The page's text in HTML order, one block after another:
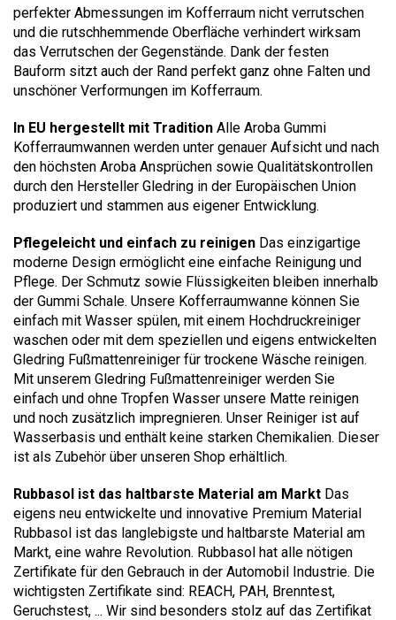
perfekter Abmessungen im Kofferraum nicht verrutschen
und die rutschhemmende Oberfläche verhindert wirksam
das Verrutschen der Gegenstände. Dank der festen
Bauform sitzt auch der Rand perfekt ganz ohne Falten und
unschöner Verformungen im Kofferraum.
In EU hergestellt mit Tradition Alle Aroba Gummi
Kofferraumwannen werden unter genauer Aufsicht und nach
den höchsten Aroba Ansprüchen sowie Qualitätskontrollen
durch den Hersteller Gledring in der Europäischen Union
produziert und stammen aus eigener Entwicklung.
Pflegeleicht und einfach zu reinigen Das einzigartige
moderne Design ermöglicht eine einfache Reinigung und
Pflege. Der Schmutz sowie Flüssigkeiten bleiben innerhalb
der Gummi Schale. Unsere Kofferraumwanne können Sie
einfach mit Wasser spülen, mit einem Hochdruckreiniger
waschen oder mit dem speziellen und eigens entwickelten
Gledring Fußmattenreiniger für trockene Wäsche reinigen.
Mit unserem Gledring Fußmattenreiniger werden Sie
einfach und ohne Tropfen Wasser unsere Matte reinigen
und noch zusätzlich impregnieren. Unser Reiniger ist auf
Wasserbasis und enthält keine starken Chemikalien. Dieser
ist als Zubehör über unseren Shop erhältlich.
Rubbasol ist das haltbarste Material am Markt Das
eigens neu entwickelte und innovative Premium Material
Rubbasol ist das langlebigste und haltbarste Material am
Markt, eine wahre Revolution. Rubbasol hat alle nötigen
Zertifikate für den Gebrauch in der Automobil Industrie. Die
wichtigsten Zertifikate sind: REACH, PAH, Brenntest,
Geruchstest, ... Wir sind besonders stolz auf das Zertifikat